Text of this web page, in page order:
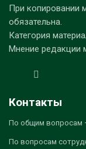
При копировании
обязательна.
Категория
Мнение редакции
Контакты
По общим вопросам
По вопросам